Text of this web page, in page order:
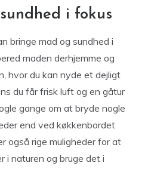
i fokus
bringe mad og sundhed i
maden derhjemme og
hvor du kan nyde et dejligt
du får frisk luft og en gåtur
gange om at bryde nogle
end ved køkkenbordet
også rige muligheder for at
i naturen og bruge det i